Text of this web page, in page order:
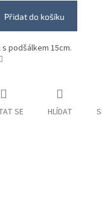
Přidat do košíku
podšálkem 15cm.
SE HLÍDAT